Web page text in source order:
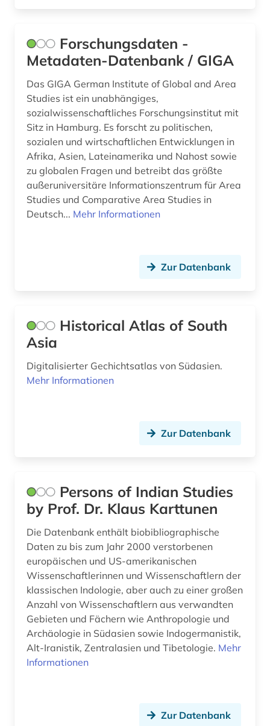
Forschungsdaten -
Metadaten-Datenbank / GIGA
Das GIGA German Institute of Global and Area
Studies ist ein unabhängiges,
sozialwissenschaftliches Forschungsinstitut mit
Sitz in Hamburg. Es forscht zu politischen,
sozialen und wirtschaftlichen Entwicklungen in
Afrika, Asien, Lateinamerika und Nahost sowie
zu globalen Fragen und betreibt das größte
außeruniversitäre Informationszentrum für Area
Studies und Comparative Area Studies in
Deutsch... Mehr Informationen
Zur Datenbank
Historical Atlas of South
Asia
Digitalisierter Gechichtsatlas von Südasien.
Mehr Informationen
Zur Datenbank
Persons of Indian Studies
by Prof. Dr. Klaus Karttunen
Die Datenbank enthält biobibliographische
Daten zu bis zum Jahr 2000 verstorbenen
europäischen und US-amerikanischen
Wissenschaftlerinnen und Wissenschaftlern der
klassischen Indologie, aber auch zu einer großen
Anzahl von Wissenschaftlern aus verwandten
Gebieten und Fächern wie Anthropologie und
Archäologie in Südasien sowie Indogermanistik,
Alt-Iranistik, Zentralasien und Tibetologie. Mehr
Informationen
Zur Datenbank